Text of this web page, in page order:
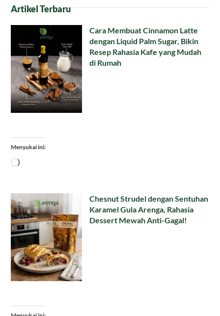
Artikel Terbaru
Cara Membuat Cinnamon Latte
dengan Liquid Palm Sugar, Bikin
Resep Rahasia Kafe yang Mudah
di Rumah
Menyukai ini:
Memuat...
Chesnut Strudel dengan Sentuhan
Karamel Gula Arenga, Rahasia
Dessert Mewah Anti-Gagal!